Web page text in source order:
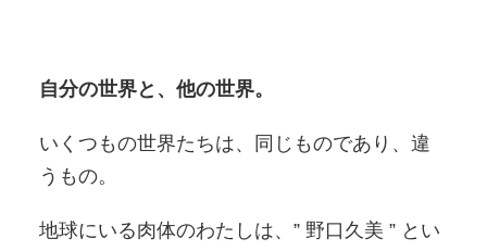
自分の世界と、他の世界。
いくつもの世界たちは、同じものであり、違
うもの。
地球にいる肉体のわたしは、” 野口久美 ” とい